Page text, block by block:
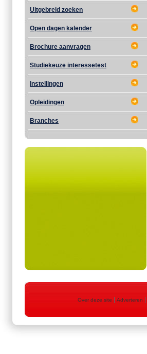
Uitgebreid zoeken
Open dagen kalender
Brochure aanvragen
Studiekeuze interessetest
Instellingen
Opleidingen
Branches
Over deze site Adverteren